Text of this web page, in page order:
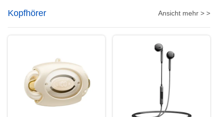
Kopfhörer Ansicht mehr > >